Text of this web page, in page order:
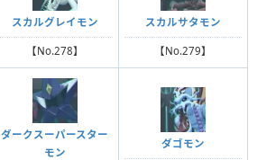
スカルグレイモン
【No.278】
スカルサタモン
【No.279】
ダークスーパースター
モン
ダゴモン